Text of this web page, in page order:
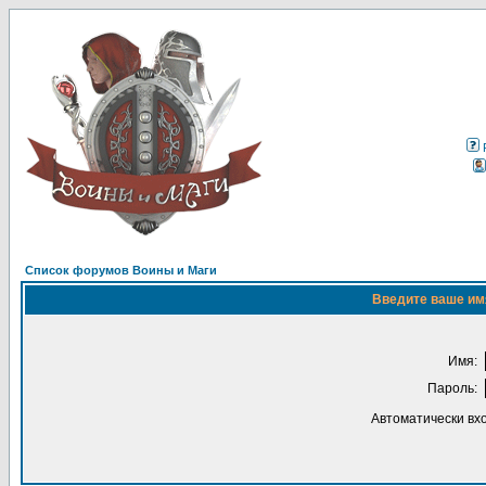
Список форумов Воины и Маги
Введите ваше
Имя:
Пароль:
Автоматически